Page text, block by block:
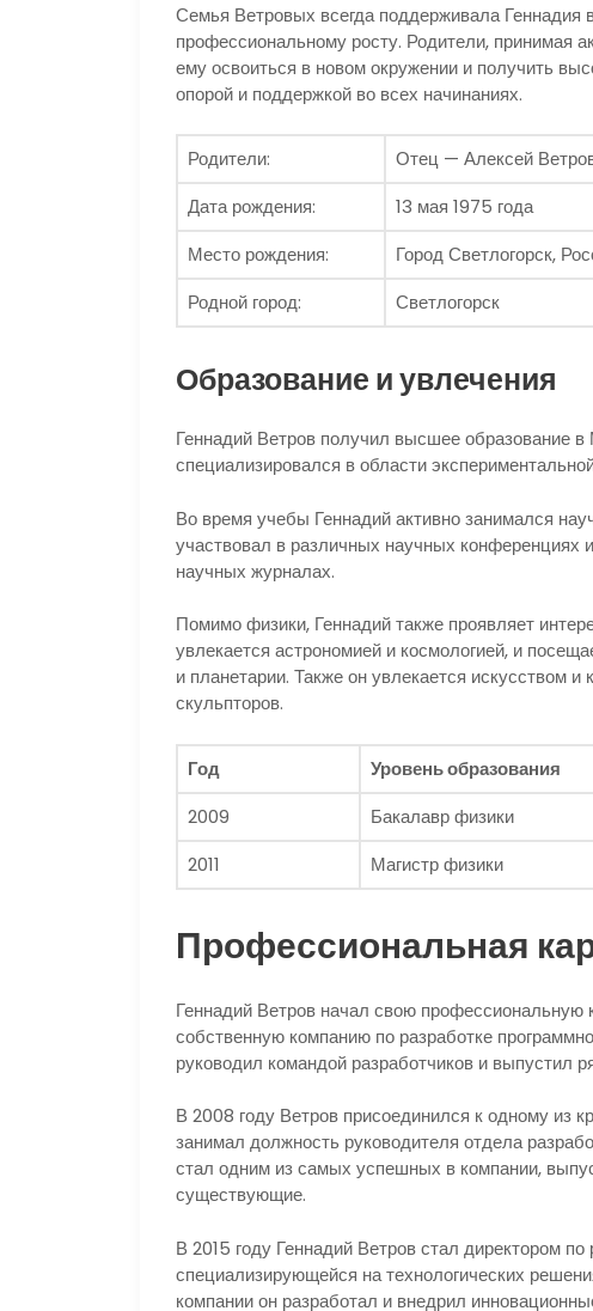
Семья Ветровых всегда поддерживала Геннадия
профессиональному росту. Родители, принимая
ему освоиться в новом окружении и получить
опорой и поддержкой во всех начинаниях.
Родители: Отец — Алексей
Дата рождения:
13 мая 1975 года
Место рождения:
Город Светлогорск,
Родной город:
Светлогорск
Образование и увлечения
Геннадий Ветров получил высшее образование
специализировался в области
Во время учебы Геннадий активно занимался
участвовал в различных научных конференциях
научных журналах.
Помимо физики, Геннадий также проявляет
увлекается астрономией и космологией, и
и планетарии. Также он увлекается искусством
скульпторов.
Год
Уровень образования
2009
Бакалавр физики
2011
Магистр физики
Профессиональная
Геннадий Ветров начал свою профессиональную
собственную компанию по разработке
руководил командой разработчиков и выпустил
В 2008 году Ветров присоединился к одному из
занимал должность руководителя отдела
стал одним из самых успешных в компании,
существующие.
В 2015 году Геннадий Ветров стал директором
специализирующейся на технологических
компании он разработал и внедрил